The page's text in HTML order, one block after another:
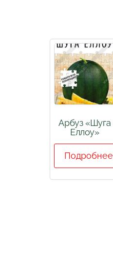
Арбуз «Шуга
Еллоу»
Подробнее